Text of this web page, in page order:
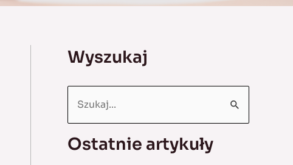
Wyszukaj
r
Ostatnie artykuły